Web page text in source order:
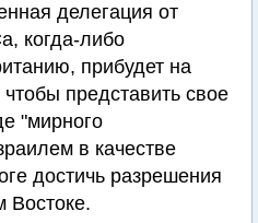
делегация от
когда-либо
прибудет на
представить свое
"мирного
в качестве
достичь разрешения
Востоке.